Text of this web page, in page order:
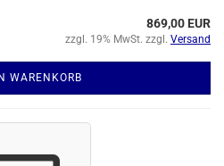
869,00 EUR
zzgl. 19% MwSt. zzgl. Versand
WARENKORB